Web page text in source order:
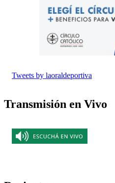
Tweets by laoraldeportiva
Transmisión en Vivo